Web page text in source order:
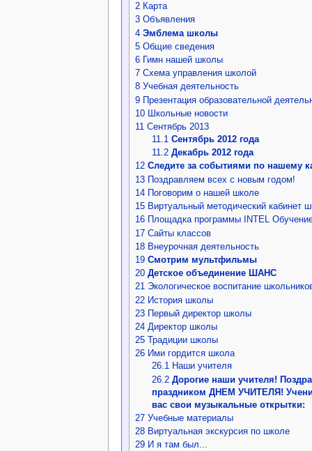
2 Карта
3 Объявления
4 Эмблема школы
5 Общие сведения
6 Гимн нашей школы
7 Схема управления школой
8 Учебная деятельность
9 Презентация образовательной
10
Школьные новости
11 Сентябрь 2013
11.1 Сентябрь 2012 года
11.2 Декабрь 2012 года
12 Следите за событиями по нашему
13 Поздравляем всех с новым годом!
14 Поговорим о нашей школе
15 Виртуальный методический кабинет
16 Площадка программы INTEL
17 Сайты классов
18 Внеурочная деятельность
19 Смотрим мультфильмы
20 Детское объединение ШАНС
21 Экологическое воспитание
22 История школы
23 Первый директор школы
24 Директор школы
25 Традиции школы
26 Ими гордится школа
26.1 Наши учителя
26.2 Дорогие наши учителя!
праздником ДНЕМ УЧИТЕЛЯ!
вас свои музыкальные открытки:
27 Учебные материалы
28 Виртуальная экскурсия по школе
29 И я там был...